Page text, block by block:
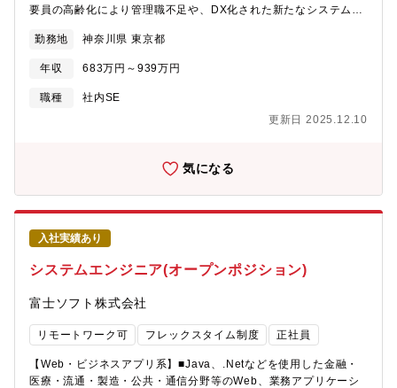
盤,,Windows,Linux,SAP,SAP HANA,SAP
RISE,SQLServer,Oracle,ActiveDirectory【情報共有のツール】
級の基幹システムの運用保守に従事できる誇り。また、NECとし
ステムの運用保守に従事できる。【入社後のキャリアパス】入社
時：主任または、管理職（マネージャー）として採用 5年後：管
社【出向】有【客先常駐】無【応募者へのメッセージ】・システ
要員の高齢化により管理職不足や、DX化された新たなシステムの
レケーションレイヤ管理者SAPを中核としたNEC社内で最大規模
の基幹システムの業務アプリケーション処理の運用保守業務を推
進。業務領域としては、販売、調達、経理、情報公開の領域を管
理。運用プロセスとしては、プラットフォームレイヤ同様にITILに
習得・使いこなしたい、AIを活用した業務アプリケーション運用
【想定プロジェクト】業務の主軸は、NECグループ社内基幹シス
テムの運用保守業務を管理者として、部下、パートナーを活用し
て管理する。現時点の体制規模は、社員34名、協力会社62名程で
ある。同部門では、社内システムのDX化への参画支援も行ってお
り、段階的に立ち上がるDX化された社内基幹システムの運用保守
も担う組織です。【配属予定部署】NECソリューションイノベー
タ グループDX推進室へ入社後、日本電気（NEC）へ出向となり
ます。出向先部署名：NEC 運用DX統括センター SREグループ
【配属事業部の紹介】NEC及びNECグループの基幹システムを支
えているグループになります。中規模から大規模まで様々なシス
テムのインフラ部分を維持・管理・変革させるのが役割です。ま
た、これらシステムのモダナイゼーションなど上流工程への参画
も可能でいろいろなことにチャレンジできるグループです。【プ
ロジェクト人数】100名【開発環境】■言語：SAP ABAP、
勤務地 神奈川県 東京都
年収 683万円～939万円
職種
社内SE
更新日 2025.12.10
気になる
入社実績あり
システムエンジニア(オープンポジション)
富士ソフト株式会社
リモートワーク可 フレックスタイム制度 正社員
【Web・ビジネスアプリ系】■Java、.Netなどを使用した金融・
医療・流通・製造・公共・通信分野等のWeb、業務アプリケーシ